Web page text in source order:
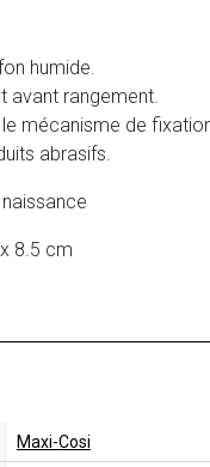
humide.
avant rangement.
mécanisme de
abrasifs.
8.5 cm
Maxi-Cosi